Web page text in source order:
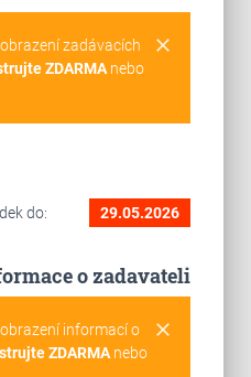
clear
zadávacích
ZDARMAnebo
do: 29.05.2026
o zadavateli
clear
informací o
ZDARMAnebo